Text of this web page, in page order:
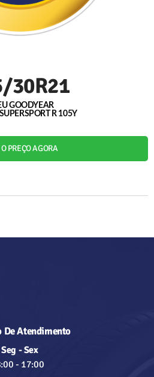
30R21
GOODYEAR
R 105Y
PREÇO AGORA
De Atendimento
Seg - Sex
- 17:00